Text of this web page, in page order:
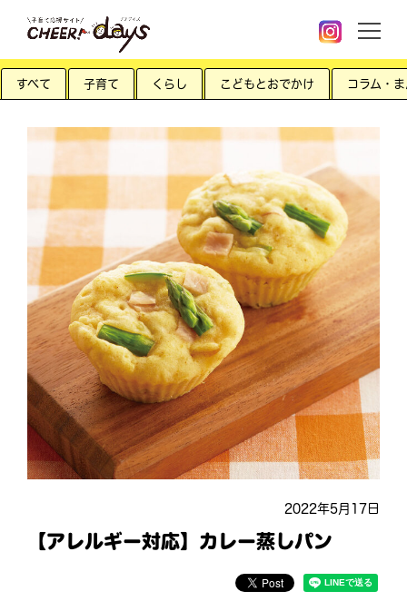
すべて 子育て くらし こどもとおでかけ コラム・
2022年5月17日
【アレルギー対応】カレー蒸しパン